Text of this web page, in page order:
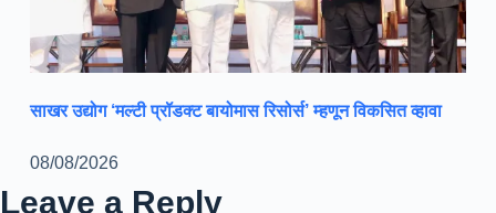
साखर उद्योग ‘मल्टी प्रॉडक्ट बायोमास रिसोर्स’ म्हणून विकसित व्हावा
08/08/2026
Leave a Reply